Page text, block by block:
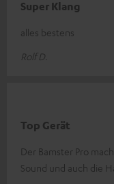
Super Klang
alles bestens
Rolf D.
Top Gerät
Der Bamster Pro
Sound und auch die